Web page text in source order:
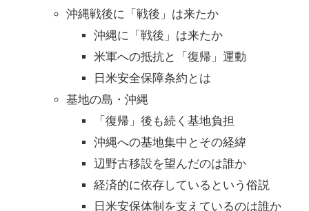
沖縄戦後に「戦後」は来たか
沖縄に「戦後」は来たか
米軍への抵抗と「復帰」運動
日米安全保障条約とは
基地の島・沖縄
「復帰」後も続く基地負担
沖縄への基地集中とその経緯
辺野古移設を望んだのは誰か
経済的に依存しているという俗説
日米安保体制を支えているのは誰か